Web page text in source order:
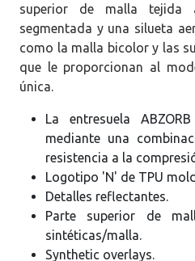
superior de malla tejida
segmentada y una silueta
como la malla bicolor y las
que le proporcionan al
única.
La entresuela
mediante una
resistencia a la
Logotipo 'N' de TPU
Detalles reflectantes.
Parte superior de
sintéticas/malla.
Synthetic overlays.